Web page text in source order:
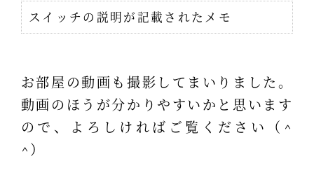
スイッチの説明が記載されたメモ
お部屋の動画も撮影してまいりました。
動画のほうが分かりやすいかと思います
ので、よろしければご覧ください（^
^）